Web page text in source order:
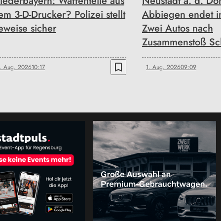
3-D-Drucker? Polizei stellt
sicher
Aug. 202610:17 bookmark_border
Abbiegen endet
Zwei Autos nach
Zusammenstoß
1. Aug. 202609:09